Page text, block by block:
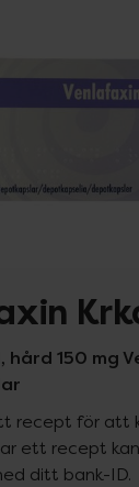
hård 150 mg
recept för att
ett recept
ditt bank-ID.